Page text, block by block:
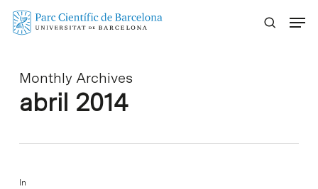
Skip
Monthly Archives
abril 2014
In